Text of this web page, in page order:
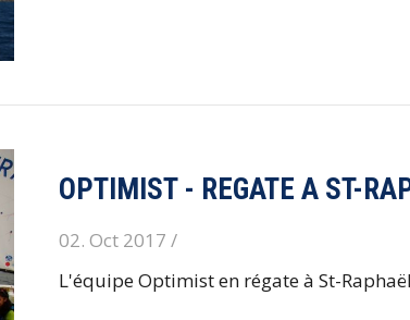
OPTIMIST - REGATE A ST-
02. Oct 2017 /
L'équipe Optimist en régate à St-